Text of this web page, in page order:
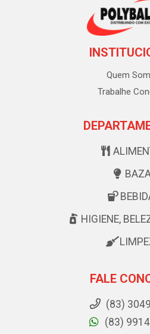
Quem
Trabalhe
HIGIENE,
FALE
(83)
(83)